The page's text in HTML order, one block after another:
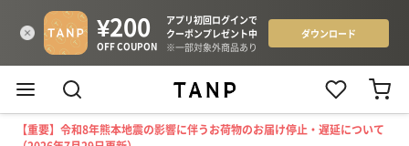
【重要】令和8年熊本地震の影響に伴うお荷物のお届け停止・遅延について